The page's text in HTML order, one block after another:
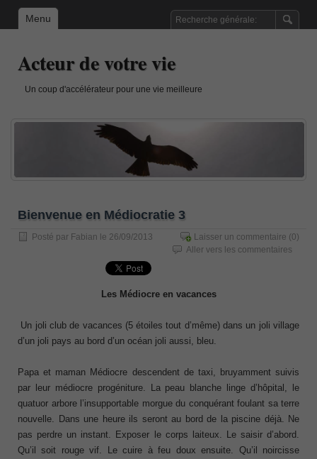
Menu
Acteur de votre vie
Un coup d'accélérateur pour une vie meilleure
Bienvenue en Médiocratie 3
Posté par Fabian le 26/09/2013 Laisser un commentaire (0)
Aller vers les commentaires
Les Médiocre en vacances
Un joli club de vacances (5 étoiles tout d’même) dans un joli village
d’un joli pays au bord d’un océan joli aussi, bleu.
Papa et maman Médiocre descendent de taxi, bruyamment suivis
par leur médiocre progéniture. La peau blanche linge d’hôpital, le
quatuor arbore l’insupportable morgue du conquérant foulant sa terre
nouvelle. Dans une heure ils seront au bord de la piscine déjà. Ne
pas perdre un instant. Exposer le corps laiteux. Le saisir d’abord.
Qu’il soit rouge vif. Le cuire à feu doux ensuite. Qu’il noircisse